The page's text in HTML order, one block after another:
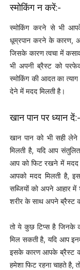
स्मोकिंग न करें:-
स्मोकिंग करने से भी
धूम्रपान करने के कारण,
जिसके कारण त्वचा में कसाव
भी अपनी ब्रैस्ट को
स्मोकिंग की आदत का
देने में मदद मिलती है।
खान पान पर ध्यान दें:-
खान पान को भी सही
मिलती है, यदि आप
आप को फिट रखने में मदद
आपको मदद मिलती है,
सब्जियों को अपने आहार
शरीर के साथ अपने ब्रैस्ट
तो ये कुछ टिप्स है जिनके
मिल सकती है, यदि आप
इसके कारण आपके ब्रैस्ट
हमेशा फिट रहना चाहते है,